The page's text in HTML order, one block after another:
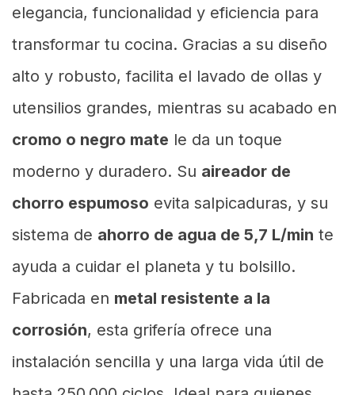
elegancia, funcionalidad y eficiencia para
transformar tu cocina. Gracias a su diseño
alto y robusto, facilita el lavado de ollas y
utensilios grandes, mientras su acabado en
cromo o negro mate le da un toque
moderno y duradero. Su aireador de
chorro espumoso evita salpicaduras, y su
sistema de ahorro de agua de 5,7 L/min te
ayuda a cuidar el planeta y tu bolsillo.
Fabricada en metal resistente a la
corrosión, esta grifería ofrece una
instalación sencilla y una larga vida útil de